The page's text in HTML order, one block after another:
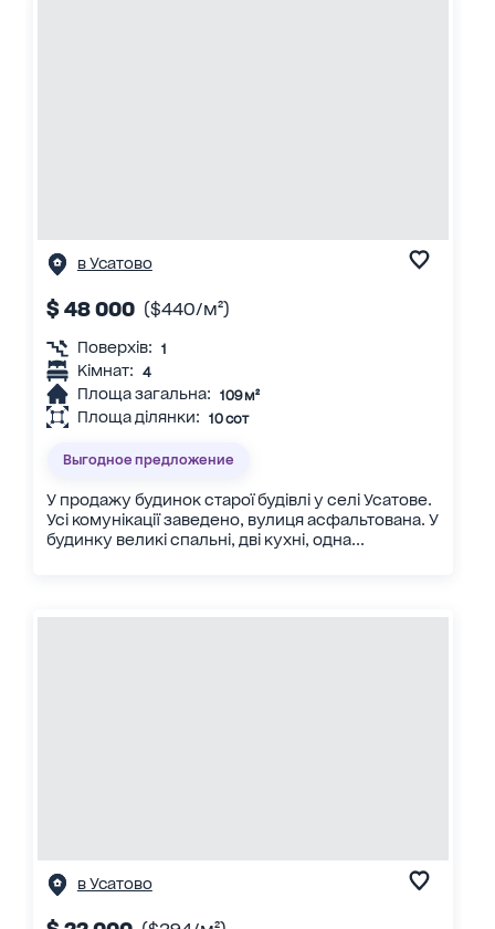
в Усатово
$ 48 000 ($440/м²)
Поверхів: 1
Кімнат: 4
Площа загальна: 109 м²
Площа ділянки: 10 сот
Выгодное предложение
У продажу будинок старої будівлі у селі Усатове.
Усі комунікації заведено, вулиця асфальтована. У
будинку великі спальні, дві кухні, одна...
в Усатово